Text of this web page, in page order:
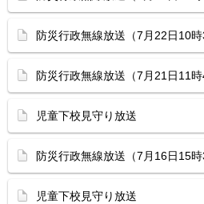
防災行政無線放送（7月22日10時
防災行政無線放送（7月21日11時
児童下校見守り放送
防災行政無線放送（7月16日15時
児童下校見守り放送